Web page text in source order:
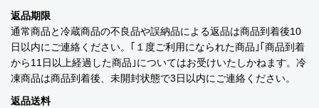
返品期限
通常商品と冷蔵商品の不良品や誤納品による返品は商品到着後10
日以内にご連絡ください。｢１度ご利用になられた商品｣｢商品到着
から11日以上経過した商品｣についてはお受けいたしかねます。冷
凍商品は商品到着後、未開封状態で3日以内にご連絡ください。
返品送料